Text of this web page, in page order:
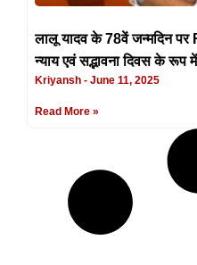
लालू यादव के 78वें जन्मदिन
न्याय एवं सद्भावना दिवस के रूप
Kriyansh June 11, 2025
Read More »